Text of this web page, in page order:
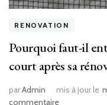
RENOVATION
Pourquoi faut-il
court après sa
parAdmin mis à jour le
commentairesur